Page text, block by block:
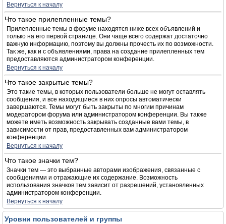
Вернуться к началу
Что такое прилепленные темы?
Прилепленные темы в форуме находятся ниже всех объявлений и
только на его первой странице. Они чаще всего содержат достаточно
важную информацию, поэтому вы должны прочесть их по возможности.
Так же, как и с объявлениями, права на создание прилепленных тем
предоставляются администратором конференции.
Вернуться к началу
Что такое закрытые темы?
Это такие темы, в которых пользователи больше не могут оставлять
сообщения, и все находящиеся в них опросы автоматически
завершаются. Темы могут быть закрыты по многим причинам
модератором форума или администратором конференции. Вы также
можете иметь возможность закрывать созданные вами темы, в
зависимости от прав, предоставленных вам администратором
конференции.
Вернуться к началу
Что такое значки тем?
Значки тем — это выбранные авторами изображения, связанные с
сообщениями и отражающие их содержание. Возможность
использования значков тем зависит от разрешений, установленных
администратором конференции.
Вернуться к началу
Уровни пользователей и группы